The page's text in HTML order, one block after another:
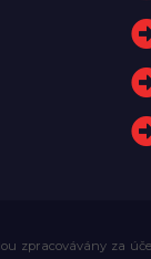
zpracovávány za